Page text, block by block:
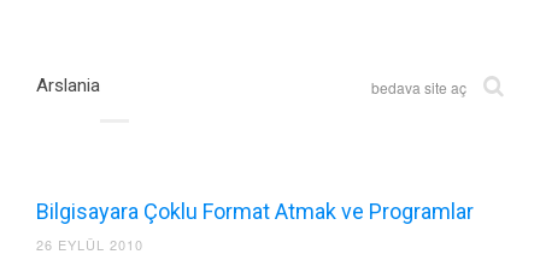
Arslania bedava site aç
Bilgisayara Çoklu Format Atmak ve Programlar
26 EYLÜL 2010